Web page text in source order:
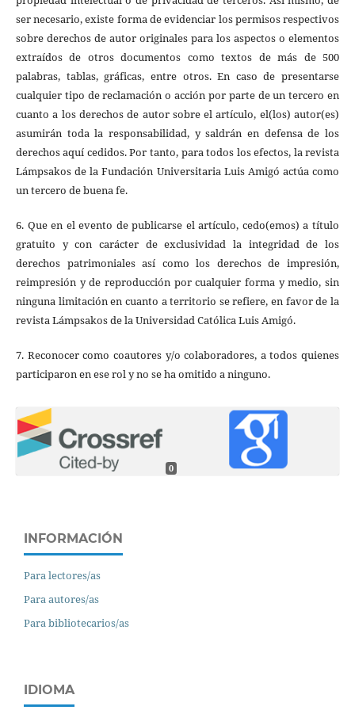
ser necesario, existe forma de evidenciar los permisos respectivos
sobre derechos de autor originales para los aspectos o elementos
extraídos de otros documentos como textos de más de 500
palabras, tablas, gráficas, entre otros. En caso de presentarse
cualquier tipo de reclamación o acción por parte de un tercero en
cuanto a los derechos de autor sobre el artículo, el(los) autor(es)
asumirán toda la responsabilidad, y saldrán en defensa de los
derechos aquí cedidos. Por tanto, para todos los efectos, la revista
Lámpsakos de la Fundación Universitaria Luis Amigó actúa como
un tercero de buena fe.
6. Que en el evento de publicarse el artículo, cedo(emos) a título
gratuito y con carácter de exclusividad la integridad de los
derechos patrimoniales así como los derechos de impresión,
reimpresión y de reproducción por cualquier forma y medio, sin
ninguna limitación en cuanto a territorio se refiere, en favor de la
revista Lámpsakos de la Universidad Católica Luis Amigó.
7. Reconocer como coautores y/o colaboradores, a todos quienes
participaron en ese rol y no se ha omitido a ninguno.
0
INFORMACIÓN
Para lectores/as
Para autores/as
Para bibliotecarios/as
IDIOMA